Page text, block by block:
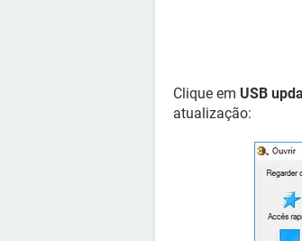
Clique em USB
atualização: